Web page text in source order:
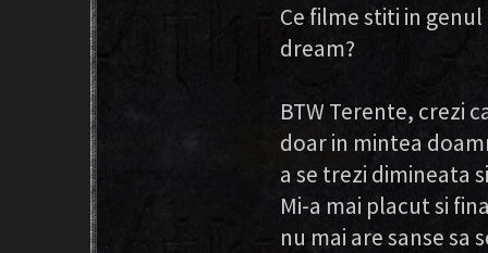
Ce filme stiti in
dream?
BTW Terente, crezi
doar in mintea
a se trezi dimineata
Mi-a mai placut si
nu mai are sanse sa